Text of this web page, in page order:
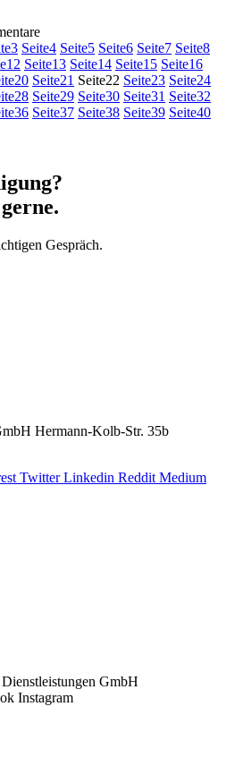
3 Seite4 Seite5 Seite6 Seite7 Seite8
12 Seite13 Seite14 Seite15 Seite16
20 Seite21 Seite22 Seite23 Seite24
28 Seite29 Seite30 Seite31 Seite32
36 Seite37 Seite38 Seite39 Seite40
Gespräch.
Hermann-Kolb-Str. 35b
Twitter Linkedin Reddit Medium
GmbH
Instagram